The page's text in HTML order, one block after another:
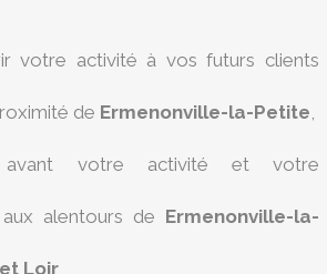
votre activité à vos futurs clients
de Ermenonville-la-Petite,
votre activité et votre
alentours de Ermenonville-la-
Loir